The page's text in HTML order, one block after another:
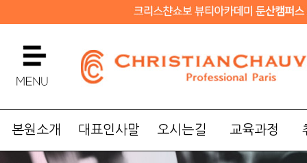
본원소개 대표인사말 오시는길 교육과정